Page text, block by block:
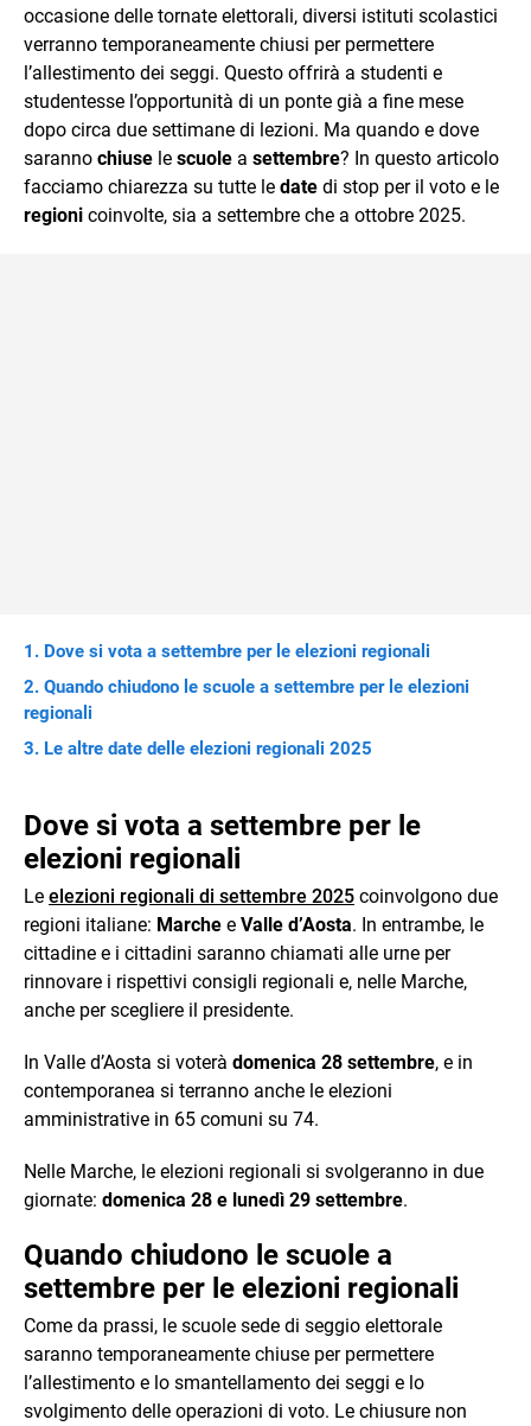
occasione delle tornate elettorali, diversi istituti scolastici
verranno temporaneamente chiusi per permettere
l’allestimento dei seggi. Questo offrirà a studenti e
studentesse l’opportunità di un ponte già a fine mese
dopo circa due settimane di lezioni. Ma quando e dove
saranno chiuse le scuole a settembre? In questo articolo
facciamo chiarezza su tutte le date di stop per il voto e le
regioni coinvolte, sia a settembre che a ottobre 2025.
Dove si vota a settembre per le elezioni regionali
Quando chiudono le scuole a settembre per le elezioni
regionali
Le altre date delle elezioni regionali 2025
Dove si vota a settembre per le
elezioni regionali
Le elezioni regionali di settembre 2025 coinvolgono due
regioni italiane: Marche e Valle d’Aosta. In entrambe, le
cittadine e i cittadini saranno chiamati alle urne per
rinnovare i rispettivi consigli regionali e, nelle Marche,
anche per scegliere il presidente.
In Valle d’Aosta si voterà domenica 28 settembre, e in
contemporanea si terranno anche le elezioni
amministrative in 65 comuni su 74.
Nelle Marche, le elezioni regionali si svolgeranno in due
giornate: domenica 28 e lunedì 29 settembre.
Quando chiudono le scuole a
settembre per le elezioni regionali
Come da prassi, le scuole sede di seggio elettorale
saranno temporaneamente chiuse per permettere
l’allestimento e lo smantellamento dei seggi e lo
svolgimento delle operazioni di voto. Le chiusure non